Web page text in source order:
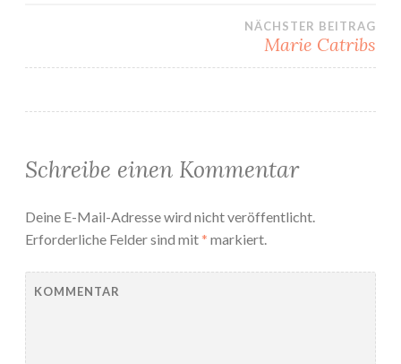
NÄCHSTER BEITRAG
Marie Catribs
Schreibe einen Kommentar
Deine E-Mail-Adresse wird nicht veröffentlicht.
Erforderliche Felder sind mit* markiert.
KOMMENTAR